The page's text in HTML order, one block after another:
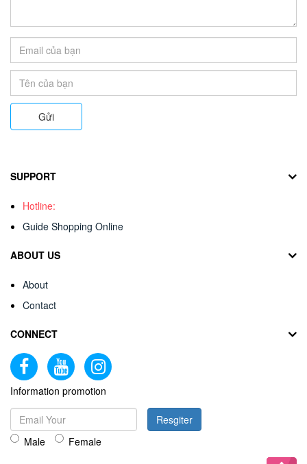
Gửi
SUPPORT
Hotline:
Guide Shopping Online
ABOUT US
About
Contact
CONNECT
Information promotion
Male Female
Resgiter